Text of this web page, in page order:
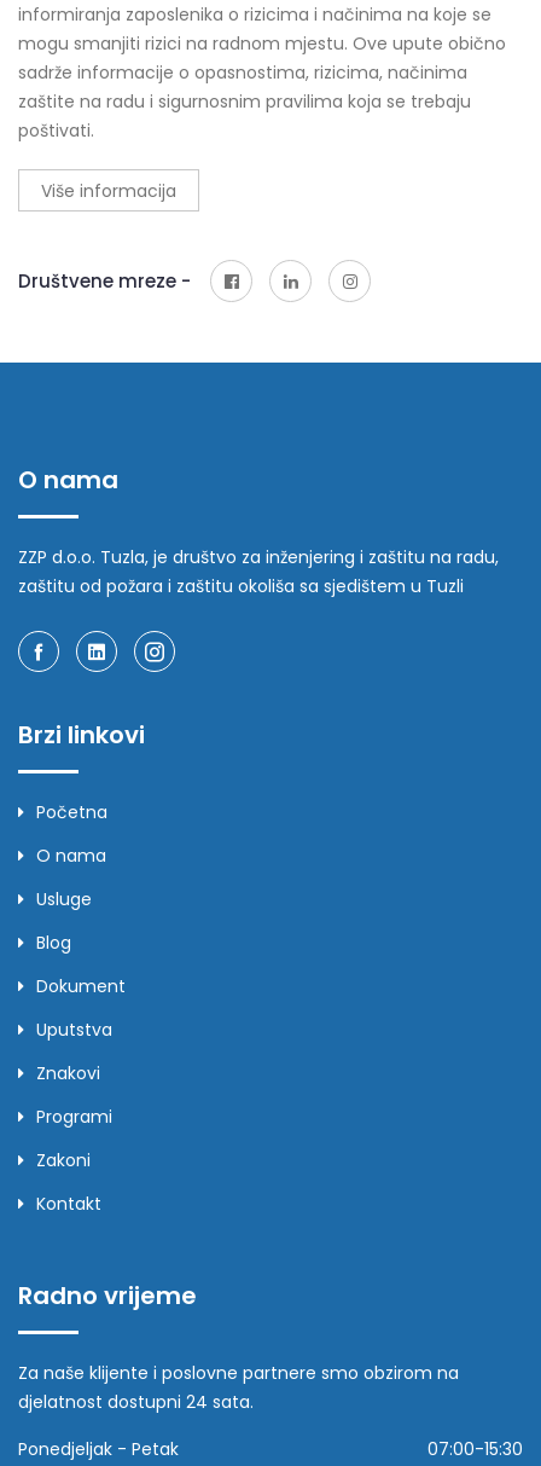
informiranja zaposlenika o rizicima i načinima na koje se
mogu smanjiti rizici na radnom mjestu. Ove upute obično
sadrže informacije o opasnostima, rizicima, načinima
zaštite na radu i sigurnosnim pravilima koja se trebaju
poštivati.
Više informacija
Društvene mreze -
O nama
ZZP d.o.o. Tuzla, je društvo za inženjering i zaštitu na radu,
zaštitu od požara i zaštitu okoliša sa sjedištem u Tuzli
Brzi linkovi
Početna
O nama
Usluge
Blog
Dokument
Uputstva
Znakovi
Programi
Zakoni
Kontakt
Radno vrijeme
Za naše klijente i poslovne partnere smo obzirom na
djelatnost dostupni 24 sata.
Ponedjeljak - Petak
07:00-15:30